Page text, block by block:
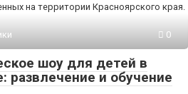
на территории Красноярского края.
0
шоу для детей в
развлечение и обучение